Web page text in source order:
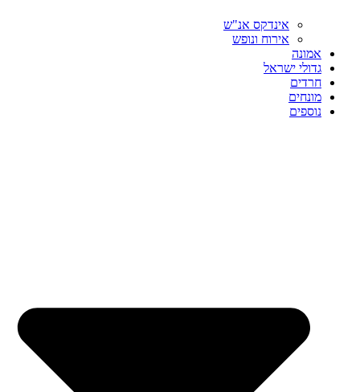
אינדקס אנ"ש
אירוח ונופש
אמונה
גדולי ישראל
חרדים
מונחים
נוספים